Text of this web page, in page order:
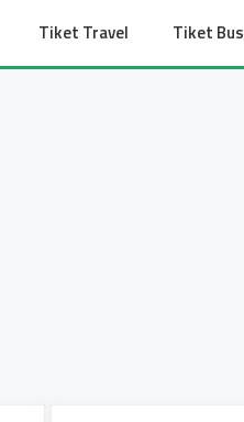
Tiket Travel Tiket Bus